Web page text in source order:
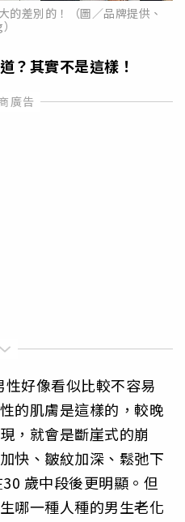
的差別的！（圖／品牌提供、
？其實不是這樣！
好像看似比較不容易
的肌膚是這樣的，較晚
，就會是斷崖式的崩
快、皺紋加深、鬆弛下
歲中段後更明顯。但
哪一種人種的男生老化